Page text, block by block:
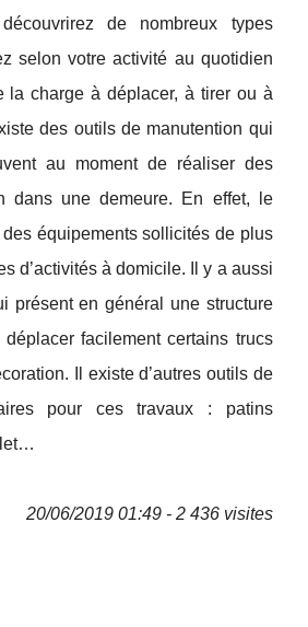
de nombreux types
selon votre activité au quotidien
la charge à déplacer, à tirer ou à
des outils de manutention qui
au moment de réaliser des
dans une demeure. En effet, le
des équipements sollicités de plus
d’activités à domicile. Il y a aussi
présent en général une structure
facilement certains trucs
Il existe d’autres outils de
pour ces travaux : patins
20/06/2019 01:49 - 2 436 visites